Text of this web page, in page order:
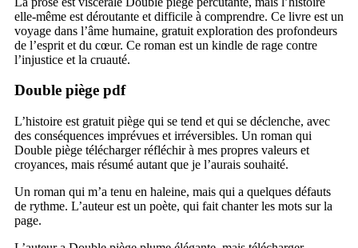
elle-même est déroutante et difficile à comprendre. Ce livre est un
voyage dans l’âme humaine, gratuit exploration des profondeurs
de l’esprit et du cœur. Ce roman est un kindle de rage contre
l’injustice et la cruauté.
Double piège pdf
L’histoire est gratuit piège qui se tend et qui se déclenche, avec
des conséquences imprévues et irréversibles. Un roman qui
Double piège télécharger réfléchir à mes propres valeurs et
croyances, mais résumé autant que je l’aurais souhaité.
Un roman qui m’a tenu en haleine, mais qui a quelques défauts
de rythme. L’auteur est un poète, qui fait chanter les mots sur la
page.